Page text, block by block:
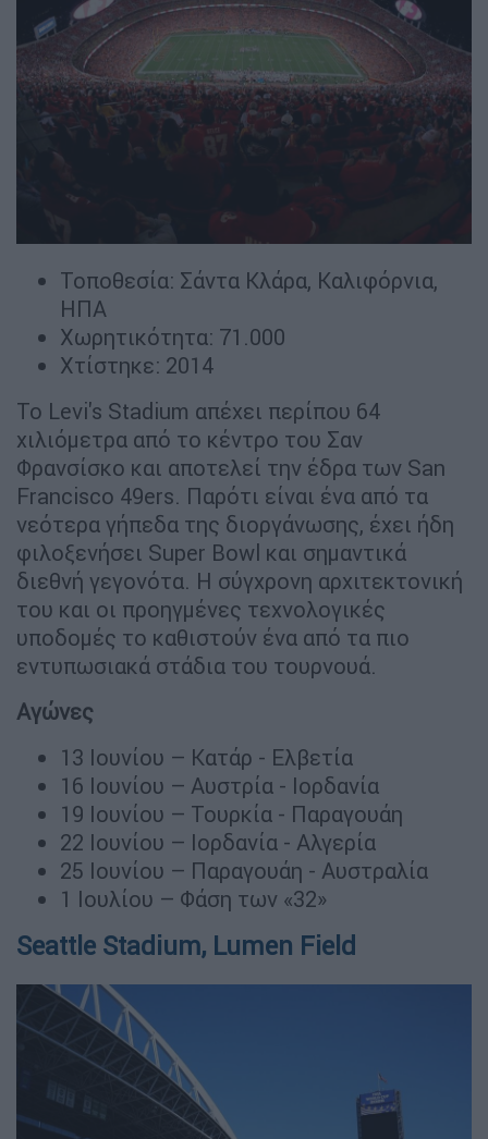
Τοποθεσία: Σάντα Κλάρα, Καλιφόρνια,
ΗΠΑ
Χωρητικότητα: 71.000
Χτίστηκε: 2014
Το Levi's Stadium απέχει περίπου 64
χιλιόμετρα από το κέντρο του Σαν
Φρανσίσκο και αποτελεί την έδρα των San
Francisco 49ers. Παρότι είναι ένα από τα
νεότερα γήπεδα της διοργάνωσης, έχει ήδη
φιλοξενήσει Super Bowl και σημαντικά
διεθνή γεγονότα. Η σύγχρονη αρχιτεκτονική
του και οι προηγμένες τεχνολογικές
υποδομές το καθιστούν ένα από τα πιο
εντυπωσιακά στάδια του τουρνουά.
Αγώνες
13 Ιουνίου – Κατάρ - Ελβετία
16 Ιουνίου – Αυστρία - Ιορδανία
19 Ιουνίου – Τουρκία - Παραγουάη
22 Ιουνίου – Ιορδανία - Αλγερία
25 Ιουνίου – Παραγουάη - Αυστραλία
1 Ιουλίου – Φάση των «32»
Seattle Stadium, Lumen Field